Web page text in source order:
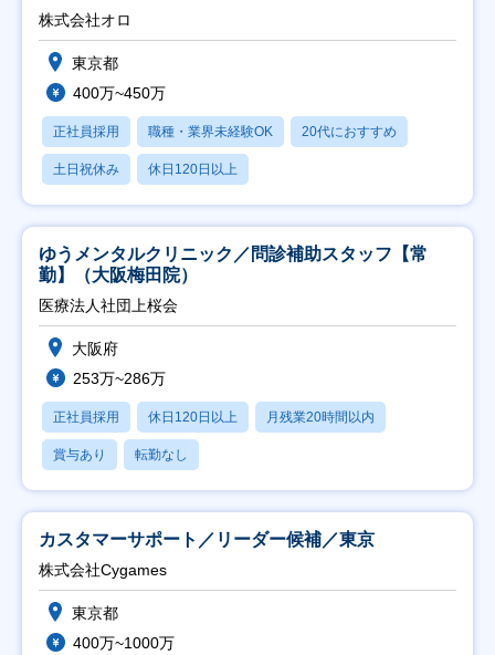
修充実】
株式会社オロ
東京都
400万~450万
正社員採用 職種・業界未経験OK 20代におすすめ
土日祝休み 休日120日以上
ゆうメンタルクリニック／問診補助スタッフ【常
勤】（大阪梅田院）
医療法人社団上桜会
大阪府
253万~286万
正社員採用 休日120日以上 月残業20時間以内
賞与あり 転勤なし
カスタマーサポート／リーダー候補／東京
株式会社Cygames
東京都
400万~1000万